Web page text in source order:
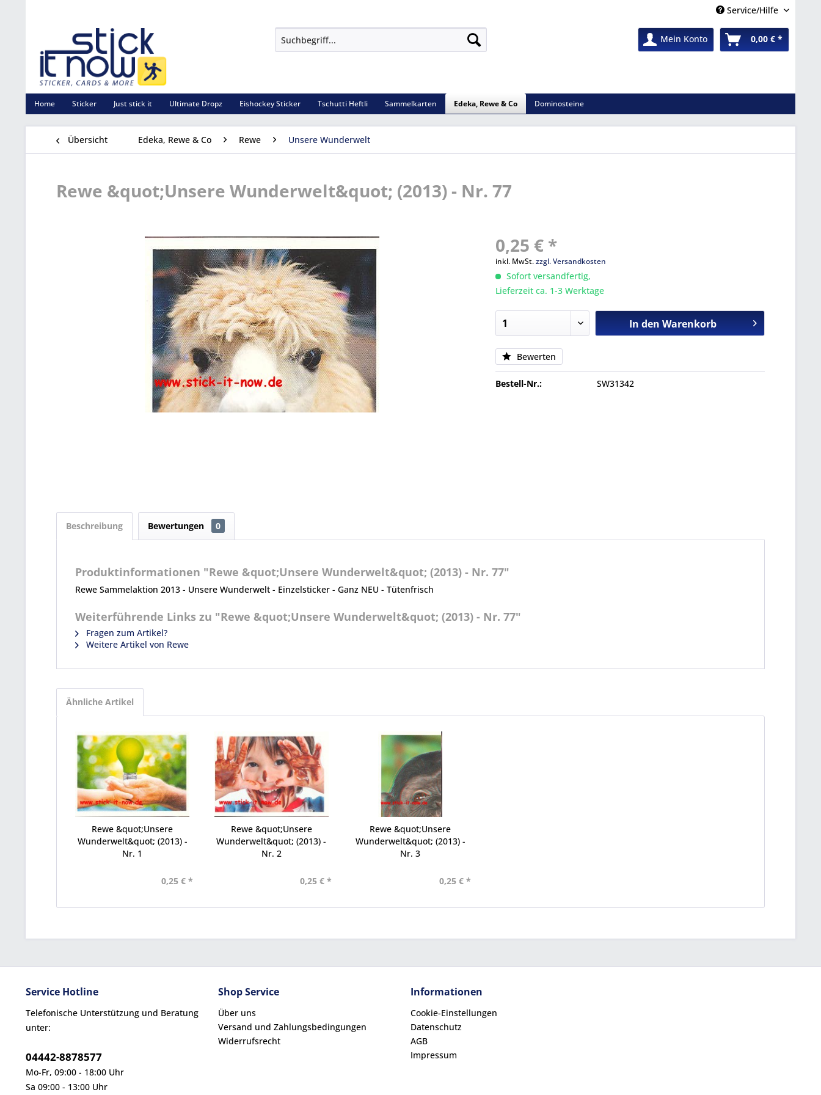
Service/Hilfe
Mein Konto 0,00 € *
Home Sticker Just stick it Ultimate Dropz Eishockey Sticker Tschutti Heftli Sammelkarten Edeka, Rewe & Co Dominosteine
Übersicht Edeka, Rewe & Co Rewe Unsere Wunderwelt
Rewe &quot;Unsere Wunderwelt&quot; (2013) - Nr. 77
0,25 € *
inkl. MwSt.zzgl. Versandkosten
Sofort versandfertig,
Lieferzeit ca. 1-3 Werktage
In den Warenkorb
Bewerten
Bestell-Nr.: SW31342
Beschreibung Bewertungen 0
Produktinformationen "Rewe &quot;Unsere Wunderwelt&quot; (2013) - Nr. 77"
Rewe Sammelaktion 2013 - Unsere Wunderwelt - Einzelsticker - Ganz NEU - Tütenfrisch
Weiterführende Links zu "Rewe &quot;Unsere Wunderwelt&quot; (2013) - Nr. 77"
Fragen zum Artikel?
Weitere Artikel von Rewe
Ähnliche Artikel
Rewe &quot;Unsere
Wunderwelt&quot; (2013) -
Nr. 1
0,25 € *
Rewe &quot;Unsere
Wunderwelt&quot; (2013) -
Nr. 2
0,25 € *
Rewe &quot;Unsere
Wunderwelt&quot; (2013) -
Nr. 3
0,25 € *
Service Hotline
Telefonische Unterstützung und Beratung
unter:
04442-8878577
Mo-Fr, 09:00 - 18:00 Uhr
Sa 09:00 - 13:00 Uhr
Shop Service
Über uns
Versand und Zahlungsbedingungen
Widerrufsrecht
Informationen
Cookie-Einstellungen
Datenschutz
AGB
Impressum